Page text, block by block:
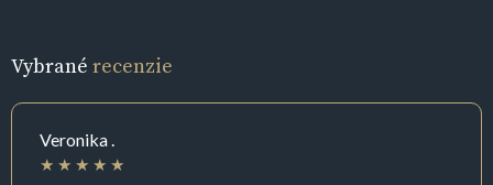
Vybrané recenzie
Veronika .